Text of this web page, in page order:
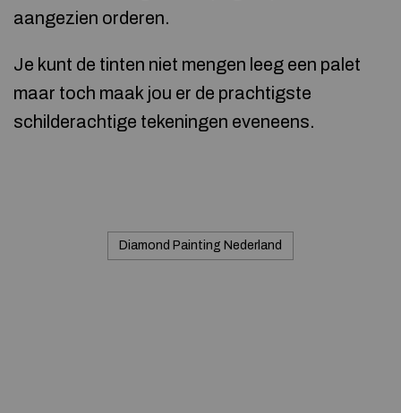
aangezien orderen.
Je kunt de tinten niet mengen leeg een palet
maar toch maak jou er de prachtigste
schilderachtige tekeningen eveneens.
Diamond Painting Nederland